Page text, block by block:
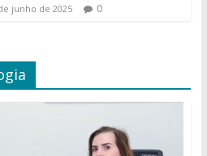
junho de 2025 0